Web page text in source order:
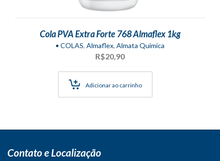
Cola PVA Extra Forte 768 Almaflex 1kg
• COLAS, Almaflex, Almata Química
R$20,90
Adicionar ao carrinho
Contato e Localização